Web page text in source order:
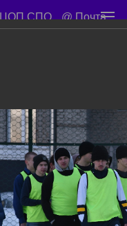
ЦОП СПО @ Почта
д. 15